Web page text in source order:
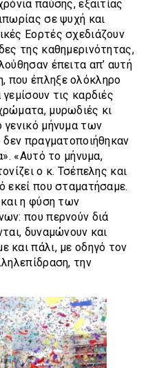
παύσης, εξαιτίας
σε ψυχή και
Εορτές σχεδιάζουν
της καθημερινότητας,
έπειτα απ’ αυτή
που έπληξε ολόκληρο
τις καρδιές
μυρωδιές κι
μήνυμα των
πραγματοποιήθηκαν
«Αυτό το μήνυμα,
ο κ. Τσέπελης και
εκεί που σταματήσαμε.
η φύση των
που περνούν διά
δυναμώνουν και
και πάλι, με οδηγό τον
την